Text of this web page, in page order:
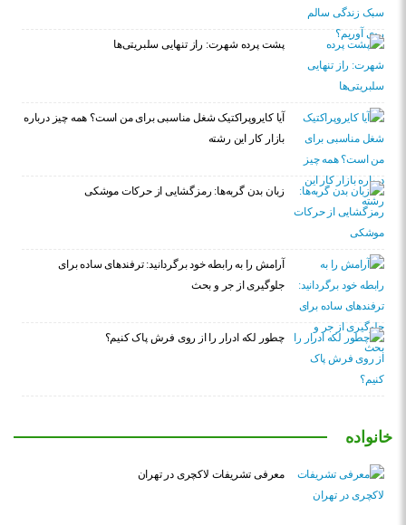
پشت پرده شهرت: راز تنهایی سلبریتی‌ها
آیا کایروپراکتیک شغل مناسبی برای من است؟ همه چیز درباره
بازار کار این رشته
زبان بدن گربه‌ها: رمزگشایی از حرکات موشکی
آرامش را به رابطه خود برگردانید: ترفندهای ساده برای
جلوگیری از جر و بحث
چطور لکه ادرار را از روی فرش پاک کنیم؟
خانواده
معرفی تشریفات لاکچری در تهران